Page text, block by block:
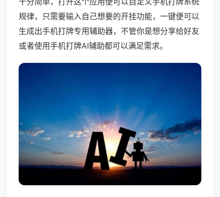
规律，只需要输入自己想要的开挂功能，一键便可以
生成出手机打牌专用辅助器，不管你是想分享给好友
或者使用手机打牌AI辅助都可以满足需求。